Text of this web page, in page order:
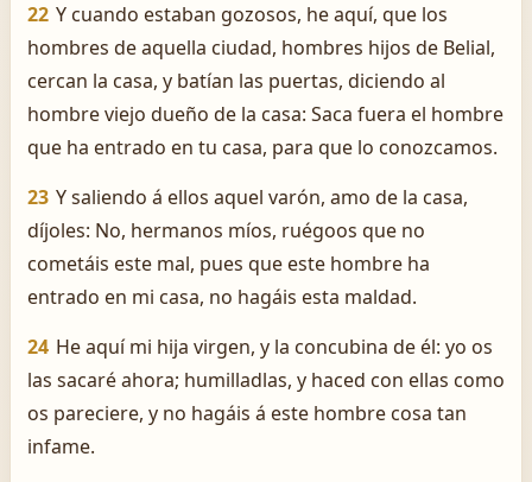
22 Y cuando estaban gozosos, he aquí, que los
hombres de aquella ciudad, hombres hijos de Belial,
cercan la casa, y batían las puertas, diciendo al
hombre viejo dueño de la casa: Saca fuera el hombre
que ha entrado en tu casa, para que lo conozcamos.
23 Y saliendo á ellos aquel varón, amo de la casa,
díjoles: No, hermanos míos, ruégoos que no
cometáis este mal, pues que este hombre ha
entrado en mi casa, no hagáis esta maldad.
24 He aquí mi hija virgen, y la concubina de él: yo os
las sacaré ahora; humilladlas, y haced con ellas como
os pareciere, y no hagáis á este hombre cosa tan
infame.